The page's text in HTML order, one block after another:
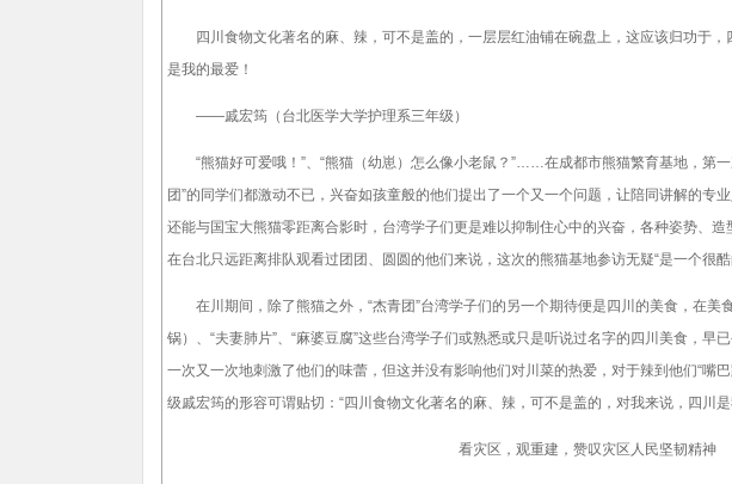
四川食物文化著名的麻、辣，可不是盖的，一层层红油铺在碗盘上，这应该归功于
是我的最爱！
——戚宏筠（台北医学大学护理系三年级）
“熊猫好可爱哦！”、“熊猫（幼崽）怎么像小老鼠？”……在成都市熊猫繁育基地，第一
团”的同学们都激动不已，兴奋如孩童般的他们提出了一个又一个问题，让陪同讲解的专
还能与国宝大熊猫零距离合影时，台湾学子们更是难以抑制住心中的兴奋，各种姿势、
在台北只远距离排队观看过团团、圆圆的他们来说，这次的熊猫基地参访无疑“是一个很酷
在川期间，除了熊猫之外，“杰青团”台湾学子们的另一个期待便是四川的美食，在美
锅）、“夫妻肺片”、“麻婆豆腐”这些台湾学子们或熟悉或只是听说过名字的四川美食，早
一次又一次地刺激了他们的味蕾，但这并没有影响他们对川菜的热爱，对于辣到他们“嘴
级戚宏筠的形容可谓贴切：“四川食物文化著名的麻、辣，可不是盖的，对我来说，四川是
看灾区，观重建，赞叹灾区人民坚韧精神